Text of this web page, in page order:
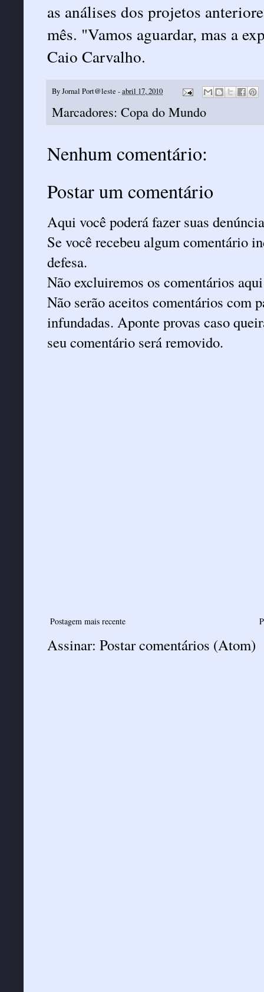
as análises dos projetos
mês. "Vamos aguardar, mas a
Caio Carvalho.
ByJornal Port@leste -abril 17, 2010
Marcadores: Copa do Mundo
Nenhum comentário:
Postar um comentário
Aqui você poderá fazer suas
Se você recebeu algum comentário
defesa.
Não excluiremos os comentários
Não serão aceitos comentários com
infundadas. Aponte provas caso
seu comentário será removido.
Postagem mais recente
Assinar: Postar comentários (Atom)